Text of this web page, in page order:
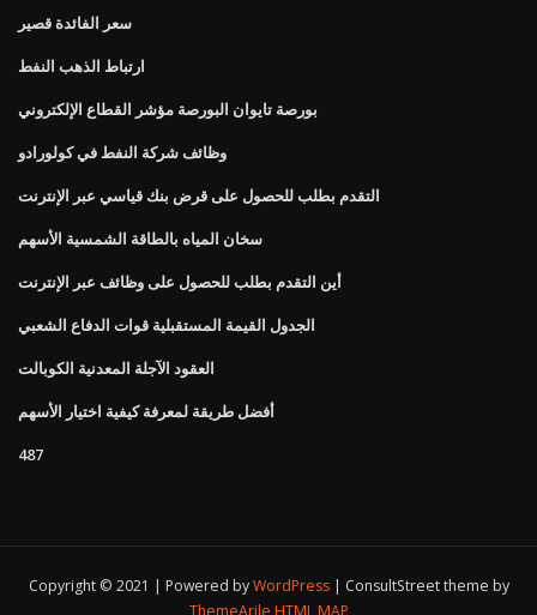
سعر الفائدة قصير
ارتباط الذهب النفط
بورصة تايوان البورصة مؤشر القطاع الإلكتروني
وظائف شركة النفط في كولورادو
التقدم بطلب للحصول على قرض بنك قياسي عبر الإنترنت
سخان المياه بالطاقة الشمسية الأسهم
أين التقدم بطلب للحصول على وظائف عبر الإنترنت
الجدول القيمة المستقبلية قوات الدفاع الشعبي
العقود الآجلة المعدنية الكوبالت
أفضل طريقة لمعرفة كيفية اختيار الأسهم
487
Copyright © 2021 | Powered byWordPress
ConsultStreet theme by